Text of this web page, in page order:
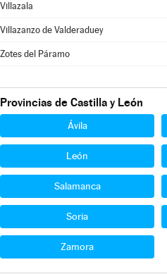
Villazala
Villazanzo de Valderaduey
Zotes del Páramo
Provincias de Castilla y León
Ávila
León
Salamanca
Soria
Zamora